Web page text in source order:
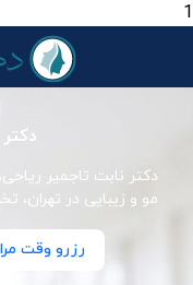
1
دکتر نابت تاجمیر
مو و زیبایی در
رزرو وقت